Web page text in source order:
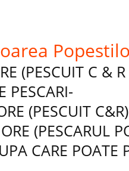
(PESCUIT C &
PESCARI-
(PESCUIT C&R)
(PESCARUL
CARE POATE